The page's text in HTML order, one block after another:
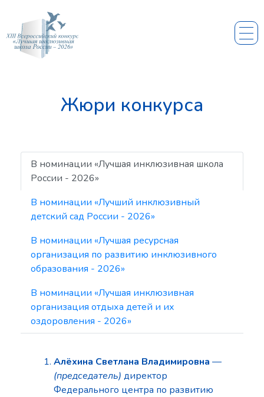
Жюри конкурса
В номинации «Лучшая инклюзивная школа
России - 2026»
В номинации «Лучший инклюзивный
детский сад России - 2026»
В номинации «Лучшая ресурсная
организация по развитию инклюзивного
образования - 2026»
В номинации «Лучшая инклюзивная
организация отдыха детей и их
оздоровления - 2026»
Алёхина Светлана Владимировна —
(председатель) директор
Федерального центра по развитию